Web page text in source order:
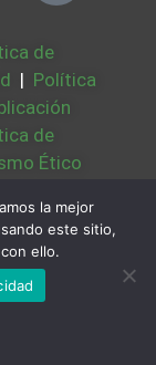
de
| Política
de
Ético
|
| Sobre
la mejor
este sitio,
ello.